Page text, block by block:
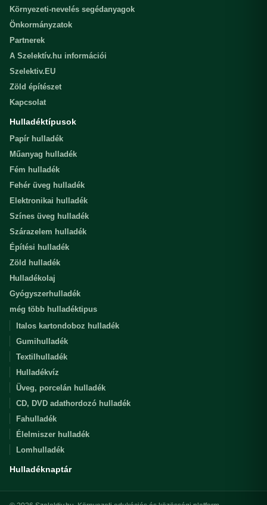
Környezeti-nevelés segédanyagok
Önkormányzatok
Partnerek
A Szelektív.hu információi
Szelektiv.EU
Zöld építészet
Kapcsolat
Hulladéktípusok
Papír hulladék
Műanyag hulladék
Fém hulladék
Fehér üveg hulladék
Elektronikai hulladék
Színes üveg hulladék
Szárazelem hulladék
Építési hulladék
Zöld hulladék
Hulladékolaj
Gyógyszerhulladék
még több hulladéktipus
Italos kartondoboz hulladék
Gumihulladék
Textilhulladék
Hulladékvíz
Üveg, porcelán hulladék
CD, DVD adathordozó hulladék
Fahulladék
Élelmiszer hulladék
Lomhulladék
Hulladéknaptár